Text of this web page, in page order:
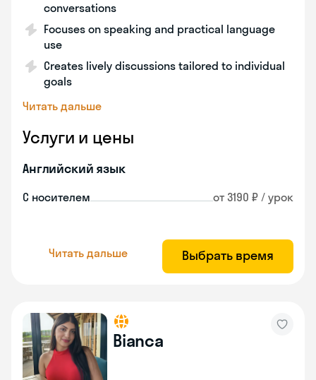
conversations
Focuses on speaking and practical language
use
Creates lively discussions tailored to individual
goals
Читать дальше
Услуги и цены
Английский язык
С носителем от 3190 ₽ / урок
Читать дальше Выбрать время
Bianca